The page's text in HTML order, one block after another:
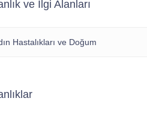
ve İlgi Alanları
Hastalıkları ve Doğum